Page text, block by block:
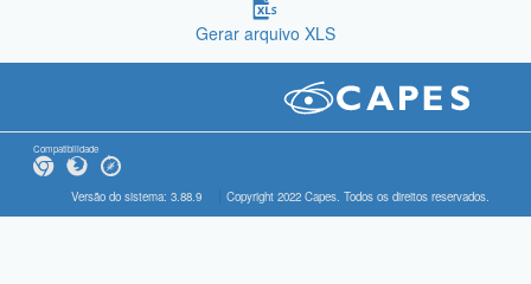
Gerar arquivo XLS
Compatibilidade
Versão do sistema: 3.88.9 Copyright 2022 Capes. Todos os direitos reservados.